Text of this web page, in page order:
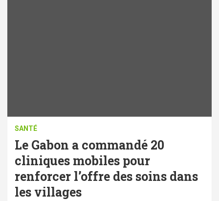
SANTÉ
Le Gabon a commandé 20
cliniques mobiles pour
renforcer l’offre des soins dans
les villages